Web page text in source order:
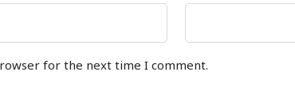
for the next time I comment.